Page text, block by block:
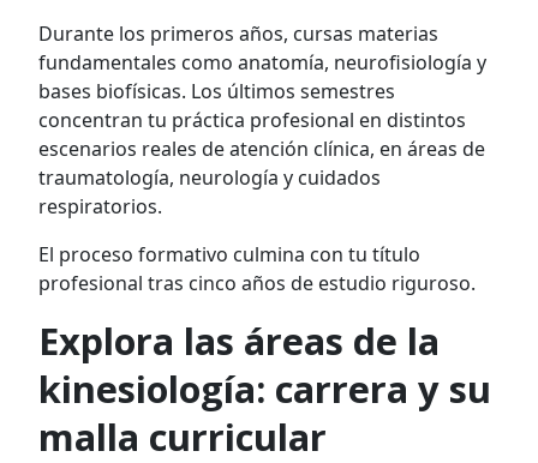
Durante los primeros años, cursas materias
fundamentales como anatomía, neurofisiología y
bases biofísicas. Los últimos semestres
concentran tu práctica profesional en distintos
escenarios reales de atención clínica, en áreas de
traumatología, neurología y cuidados
respiratorios.
El proceso formativo culmina con tu título
profesional tras cinco años de estudio riguroso.
Explora las áreas de la
kinesiología: carrera y su
malla curricular